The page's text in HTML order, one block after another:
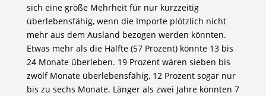
sich eine große Mehrheit für nur kurzzeitig
überlebensfähig, wenn die Importe plötzlich nicht
mehr aus dem Ausland bezogen werden könnten.
Etwas mehr als die Hälfte (57 Prozent) könnte 13 bis
24 Monate überleben. 19 Prozent wären sieben bis
zwölf Monate überlebensfähig, 12 Prozent sogar nur
bis zu sechs Monate. Länger als zwei Jahre könnten 7